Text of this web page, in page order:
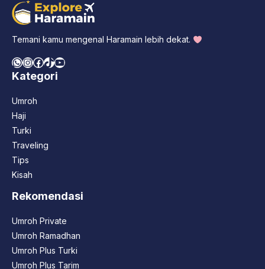
Temani kamu mengenal Haramain lebih dekat.
WhatsApp
Instagram
Facebook
TikTok
YouTube
Kategori
Umroh
Haji
Turki
Traveling
Tips
Kisah
Rekomendasi
Umroh Private
Umroh Ramadhan
Umroh Plus Turki
Umroh Plus Tarim